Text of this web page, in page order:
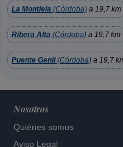
La Montiela (Córdoba) a 19,7 km
Ribera Alta (Córdoba) a 19,7 km
Puente Genil(Córdoba) a 19,7
Nosotros
Quiénes somos
Aviso Legal